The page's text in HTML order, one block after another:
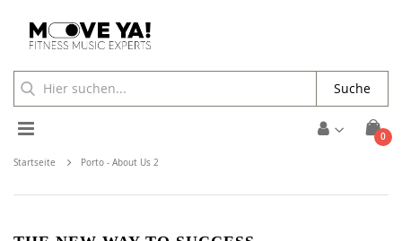
Cart
0
Toggle
Nav
Suche
Startseite Porto - About Us 2